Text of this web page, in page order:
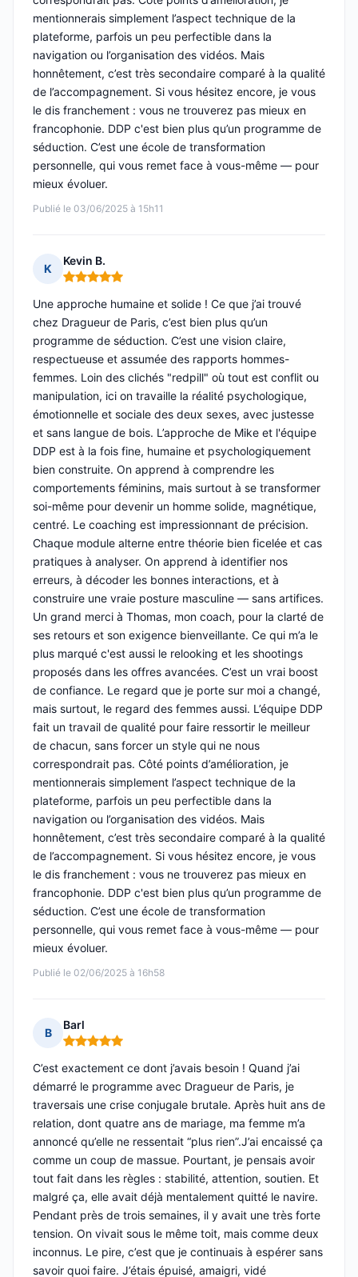
Publié le 03/06/2025 à 15h11
mentionnerais simplement l’aspect technique de la
plateforme, parfois un peu perfectible dans la
navigation ou l’organisation des vidéos. Mais
honnêtement, c’est très secondaire comparé à la qualité
de l’accompagnement. Si vous hésitez encore, je vous
le dis franchement : vous ne trouverez pas mieux en
francophonie. DDP c'est bien plus qu’un programme de
séduction. C’est une école de transformation
personnelle, qui vous remet face à vous-même — pour
mieux évoluer.
K
Kevin B.
Note : 5 sur 5
Publié le 02/06/2025 à 16h58
Une approche humaine et solide ! Ce que j’ai trouvé
chez Dragueur de Paris, c’est bien plus qu’un
programme de séduction. C’est une vision claire,
respectueuse et assumée des rapports hommes-
femmes. Loin des clichés "redpill" où tout est conflit ou
manipulation, ici on travaille la réalité psychologique,
émotionnelle et sociale des deux sexes, avec justesse
et sans langue de bois. L’approche de Mike et l'équipe
DDP est à la fois fine, humaine et psychologiquement
bien construite. On apprend à comprendre les
comportements féminins, mais surtout à se transformer
soi-même pour devenir un homme solide, magnétique,
centré. Le coaching est impressionnant de précision.
Chaque module alterne entre théorie bien ficelée et cas
pratiques à analyser. On apprend à identifier nos
erreurs, à décoder les bonnes interactions, et à
construire une vraie posture masculine — sans artifices.
Un grand merci à Thomas, mon coach, pour la clarté de
ses retours et son exigence bienveillante. Ce qui m’a le
plus marqué c'est aussi le relooking et les shootings
proposés dans les offres avancées. C’est un vrai boost
de confiance. Le regard que je porte sur moi a changé,
mais surtout, le regard des femmes aussi. L’équipe DDP
fait un travail de qualité pour faire ressortir le meilleur
de chacun, sans forcer un style qui ne nous
correspondrait pas. Côté points d’amélioration, je
mentionnerais simplement l’aspect technique de la
plateforme, parfois un peu perfectible dans la
navigation ou l’organisation des vidéos. Mais
honnêtement, c’est très secondaire comparé à la qualité
de l’accompagnement. Si vous hésitez encore, je vous
le dis franchement : vous ne trouverez pas mieux en
francophonie. DDP c'est bien plus qu’un programme de
séduction. C’est une école de transformation
personnelle, qui vous remet face à vous-même — pour
mieux évoluer.
B
Barl
Note : 5 sur 5
C’est exactement ce dont j’avais besoin ! Quand j’ai
démarré le programme avec Dragueur de Paris, je
traversais une crise conjugale brutale. Après huit ans de
relation, dont quatre ans de mariage, ma femme m’a
annoncé qu’elle ne ressentait “plus rien”.J’ai encaissé ça
comme un coup de massue. Pourtant, je pensais avoir
tout fait dans les règles : stabilité, attention, soutien. Et
malgré ça, elle avait déjà mentalement quitté le navire.
Pendant près de trois semaines, il y avait une très forte
tension. On vivait sous le même toit, mais comme deux
inconnus. Le pire, c’est que je continuais à espérer sans
savoir quoi faire. J’étais épuisé, amaigri, vidé